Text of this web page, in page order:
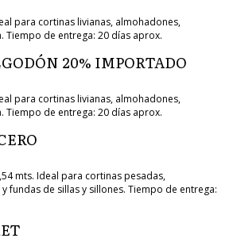
para cortinas livianas, almohadones,
Tiempo de entrega: 20 días aprox.
20% IMPORTADO
para cortinas livianas, almohadones,
Tiempo de entrega: 20 días aprox.
mts. Ideal para cortinas pesadas,
fundas de sillas y sillones. Tiempo de entrega: